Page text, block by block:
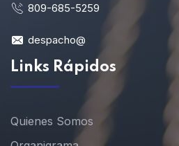
809-685-5259
despacho@
Links Rápidos
Quienes Somos